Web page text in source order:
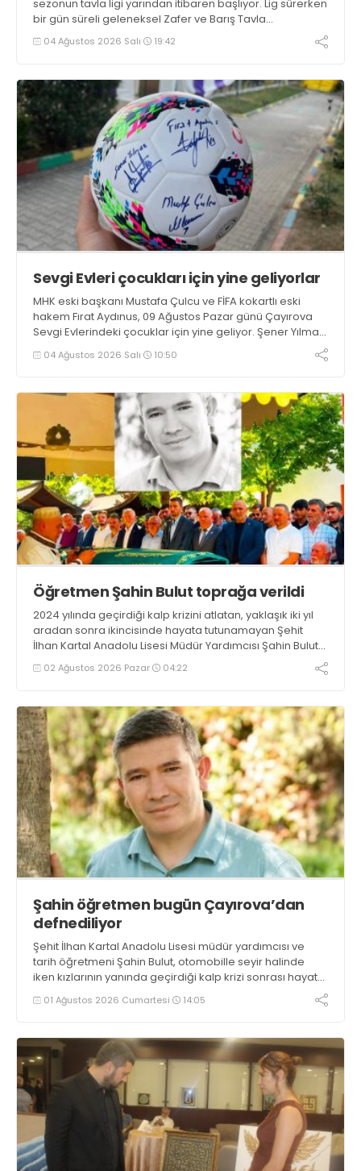
sezonun tavla ligi yarından itibaren başlıyor. Lig sürerken
bir gün süreli geleneksel Zafer ve Barış Tavla
Turnuvasının da 17’ncisi tekrarlanacak
04 Ağustos 2026 Salı 19:42
Sevgi Evleri çocukları için yine geliyorlar
MHK eski başkanı Mustafa Çulcu ve FİFA kokartlı eski
hakem Fırat Aydınus, 09 Ağustos Pazar günü Çayırova
Sevgi Evlerindeki çocuklar için yine geliyor. Şener Yılmaz
başkanlığındaki ASRİAD Kocaeli’nin ev sahipliğinde ikili
çocuklarla lunaparka gidip maç yapacak, akşam
04 Ağustos 2026 Salı 10:50
Öğretmen Şahin Bulut toprağa verildi
2024 yılında geçirdiği kalp krizini atlatan, yaklaşık iki yıl
aradan sonra ikincisinde hayata tutunamayan Şehit
İlhan Kartal Anadolu Lisesi Müdür Yardımcısı Şahin Bulut
son yolculuğuna dün uğurlandı
02 Ağustos 2026 Pazar 04:22
Şahin öğretmen bugün Çayırova’dan
defnediliyor
Şehit İlhan Kartal Anadolu Lisesi müdür yardımcısı ve
tarih öğretmeni Şahin Bulut, otomobille seyir halinde
iken kızlarının yanında geçirdiği kalp krizi sonrası hayata
tutunamadı. 2024’te de kalp krizi geçiren Bulut, son
yolculuğuna bugün ikindide Çayırova’dan uğurlanacak
01 Ağustos 2026 Cumartesi 14:05